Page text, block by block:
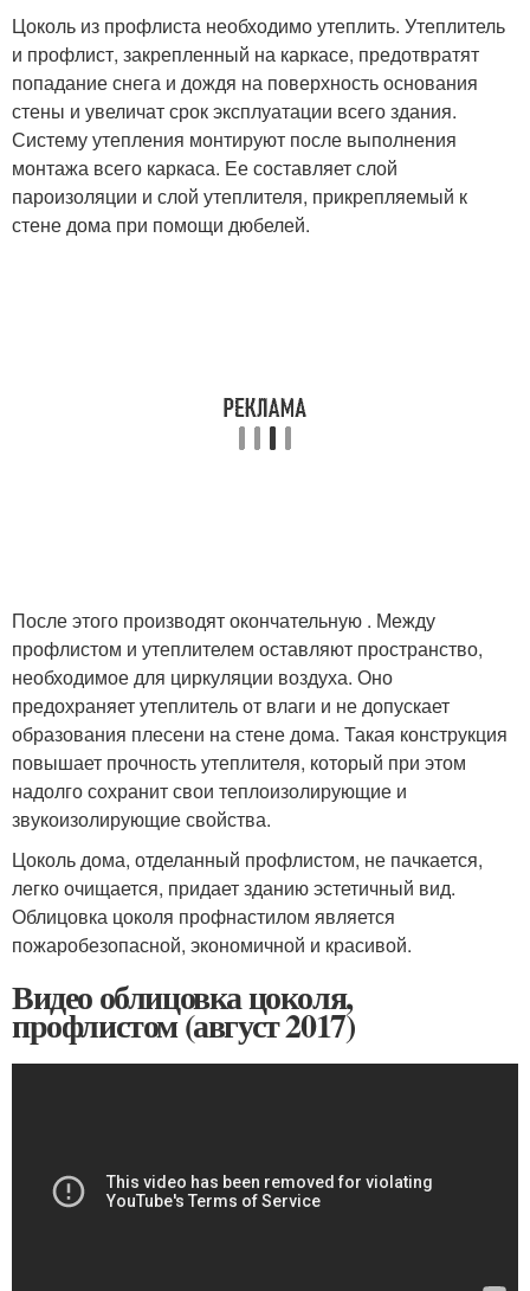
Цоколь из профлиста необходимо утеплить. Утеплитель
и профлист, закрепленный на каркасе, предотвратят
попадание снега и дождя на поверхность основания
стены и увеличат срок эксплуатации всего здания.
Систему утепления монтируют после выполнения
монтажа всего каркаса. Ее составляет слой
пароизоляции и слой утеплителя, прикрепляемый к
стене дома при помощи дюбелей.
После этого производят окончательную . Между
профлистом и утеплителем оставляют пространство,
необходимое для циркуляции воздуха. Оно
предохраняет утеплитель от влаги и не допускает
образования плесени на стене дома. Такая конструкция
повышает прочность утеплителя, который при этом
надолго сохранит свои теплоизолирующие и
звукоизолирующие свойства.
Цоколь дома, отделанный профлистом, не пачкается,
легко очищается, придает зданию эстетичный вид.
Облицовка цоколя профнастилом является
пожаробезопасной, экономичной и красивой.
Видео облицовка цоколя,
профлистом (август 2017)